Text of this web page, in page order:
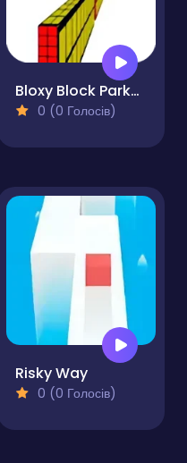
Bloxy Block Parkour
0 (0 Голосів)
Risky Way
0 (0 Голосів)